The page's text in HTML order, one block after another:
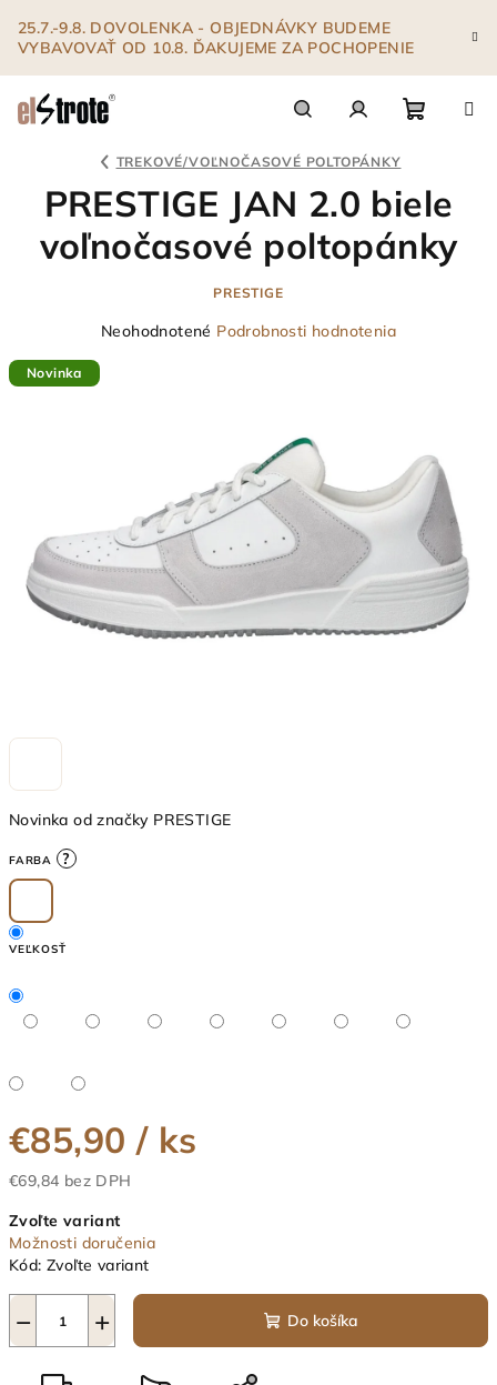
obsah
25.7.-9.8. DOVOLENKA - OBJEDNÁVKY BUDEME
VYBAVOVAŤ OD 10.8. ĎAKUJEME ZA POCHOPENIE
košík
TREKOVÉ/VOĽNOČASOVÉ POLTOPÁNKY
Novinka od značky PRESTIGE
FARBA ?
VEĽKOSŤ
€85,90 / ks
€69,84 bez DPH
cena:
Zvoľte variant
Možnosti doručenia
Kód: Zvoľte variant
+
− Do košíka
PRESTIGE JAN 2.0 biele
voľnočasové poltopánky
PRESTIGE
Priemerné
produktu
Neohodnotené Podrobnosti hodnotenia
Novinka